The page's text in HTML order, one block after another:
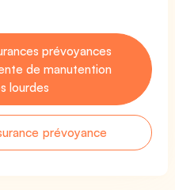
prévoyances
de manutention
lourdes
prévoyance